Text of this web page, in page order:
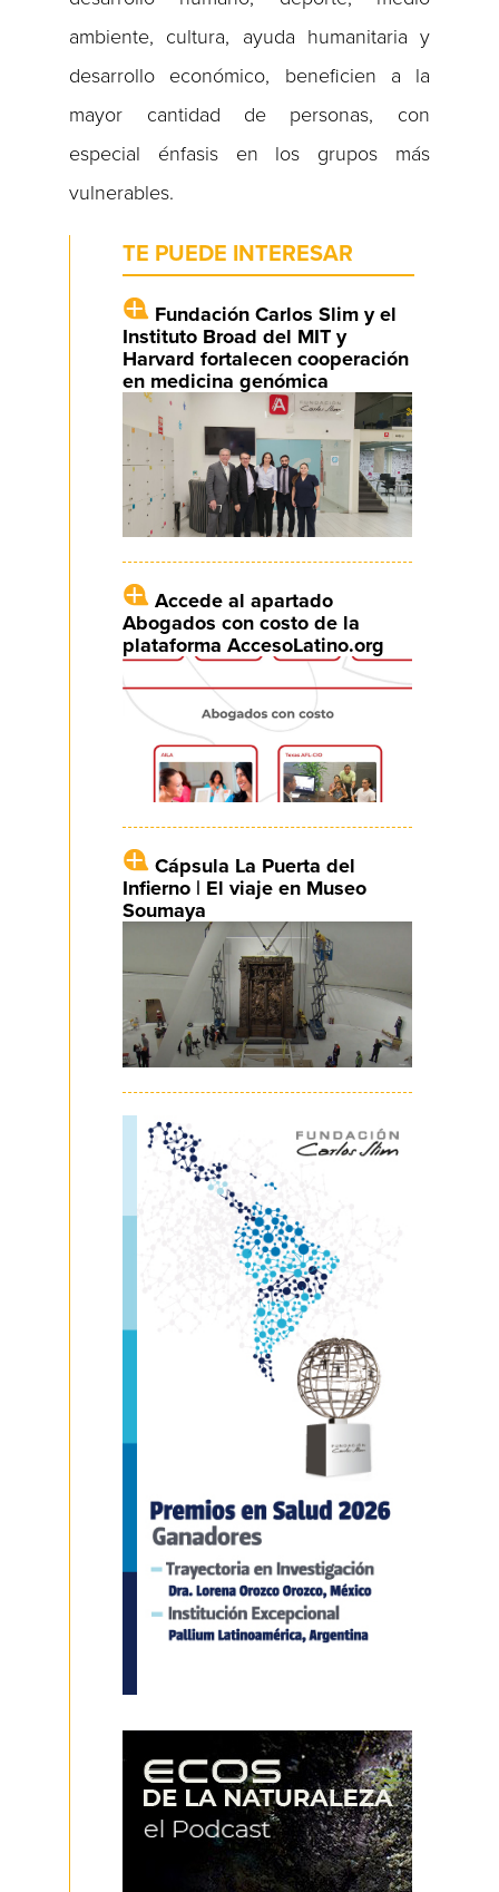
ambiente, cultura, ayuda humanitaria y
desarrollo económico, beneficien a la
mayor cantidad de personas, con
especial énfasis en los grupos más
vulnerables.
TE PUEDE INTERESAR
Fundación Carlos Slim y el
Instituto Broad del MIT y
Harvard fortalecen cooperación
en medicina genómica
Accede al apartado
Abogados con costo de la
plataforma AccesoLatino.org
Cápsula La Puerta del
Infierno | El viaje en Museo
Soumaya